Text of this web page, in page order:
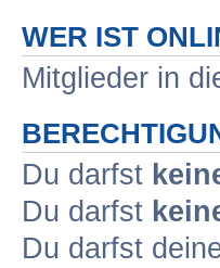
WER IST
Mitglieder in
Du darfst
Du darfst
Du darfst